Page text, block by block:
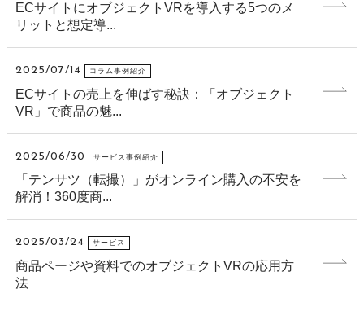
ECサイトにオブジェクトVRを導入する5つのメ
リットと想定導...
2025/07/14 コラム事例紹介
ECサイトの売上を伸ばす秘訣：「オブジェクト
VR」で商品の魅...
2025/06/30 サービス事例紹介
「テンサツ（転撮）」がオンライン購入の不安を
解消！360度商...
2025/03/24 サービス
商品ページや資料でのオブジェクトVRの応用方
法